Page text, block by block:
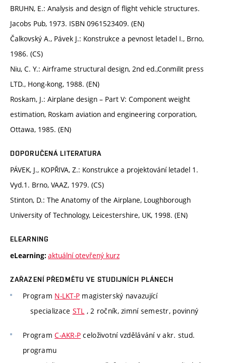
BRUHN, E.: Analysis and design of flight vehicle structures.
Jacobs Pub, 1973. ISBN 0961523409. (EN)
Čalkovský A., Pávek J.: Konstrukce a pevnost letadel I., Brno,
1986. (CS)
Niu, C. Y.: Airframe structural design, 2nd ed.,Conmilit press
LTD., Hong-kong, 1988. (EN)
Roskam, J.: Airplane design – Part V: Component weight
estimation, Roskam aviation and engineering corporation,
Ottawa, 1985. (EN)
DOPORUČENÁ LITERATURA
PÁVEK, J., KOPŘIVA, Z.: Konstrukce a projektování letadel 1.
Vyd.1. Brno, VAAZ, 1979. (CS)
Stinton, D.: The Anatomy of the Airplane, Loughborough
University of Technology, Leicestershire, UK, 1998. (EN)
ELEARNING
eLearning: aktuální otevřený kurz
ZAŘAZENÍ PŘEDMĚTU VE STUDIJNÍCH PLÁNECH
Program N-LKT-P magisterský navazující
specializace STL , 2 ročník, zimní semestr, povinný
ProgramC-AKR-P celoživotní vzdělávání v akr. stud.
programu